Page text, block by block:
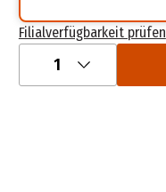
Filialverfügbarkeit prüfen
1